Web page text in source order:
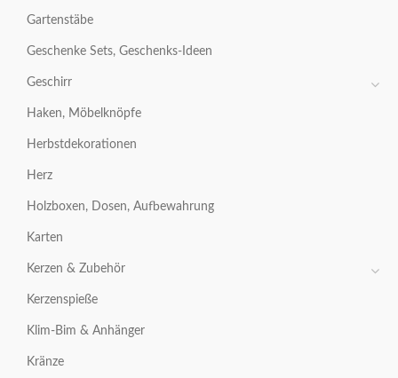
Gartenstäbe
Geschenke Sets, Geschenks-Ideen
Geschirr
Haken, Möbelknöpfe
Herbstdekorationen
Herz
Holzboxen, Dosen, Aufbewahrung
Karten
Kerzen & Zubehör
Kerzenspieße
Klim-Bim & Anhänger
Kränze